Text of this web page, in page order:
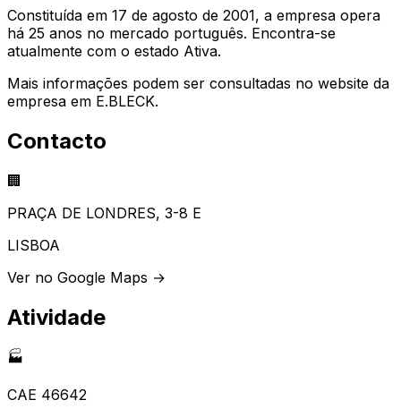
Constituída em 17 de agosto de 2001, a empresa opera
há 25 anos no mercado português. Encontra-se
atualmente com o estado Ativa.
Mais informações podem ser consultadas no website da
empresa em E.BLECK.
Contacto
🏢
PRAÇA DE LONDRES, 3-8 E
LISBOA
Ver no Google Maps →
Atividade
🏭
CAE 46642